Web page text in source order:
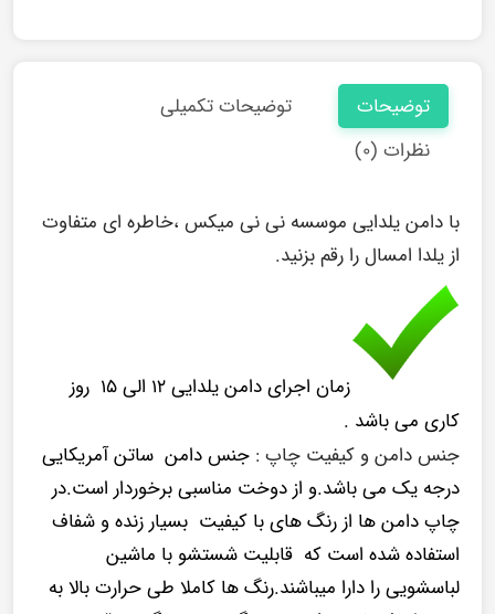
توضیحات
توضیحات تکمیلی
نظرات (۰)
با دامن یلدایی موسسه نی نی میکس ،خاطره ای متفاوت
از یلدا امسال را رقم بزنید.
زمان اجرای دامن یلدایی ۱۲ الی ۱۵ روز
کاری می باشد .
جنس دامن و کیفیت چاپ : جنس دامن ساتن آمریکایی
درجه یک می باشد.و از دوخت مناسبی برخوردار است.در
چاپ دامن ها از رنگ های با کیفیت بسیار زنده و شفاف
استفاده شده است که قابلیت شستشو با ماشین
لباسشویی را دارا میباشند.رنگ ها کاملا طی حرارت بالا به